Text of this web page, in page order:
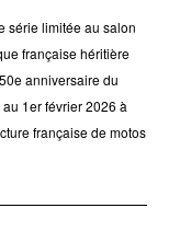
série limitée au salon
française héritière
anniversaire du
1er février 2026 à
française de motos